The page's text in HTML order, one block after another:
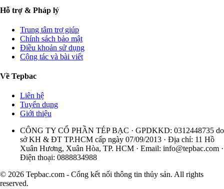
Hỗ trợ & Pháp lý
Trung tâm trợ giúp
Chính sách bảo mật
Điều khoản sử dụng
Cộng tác và bài viết
Về Tepbac
Liên hệ
Tuyển dụng
Giới thiệu
CÔNG TY CỔ PHẦN TÉP BẠC · GPDKKD: 0312448735 do
sở KH & ĐT TP.HCM cấp ngày 07/09/2013 · Địa chỉ: 11 Hồ
Xuân Hương, Xuân Hòa, TP. HCM · Email: info@tepbac.com ·
Điện thoại: 0888834988
© 2026 Tepbac.com - Cổng kết nối thông tin thủy sản. All rights
reserved.